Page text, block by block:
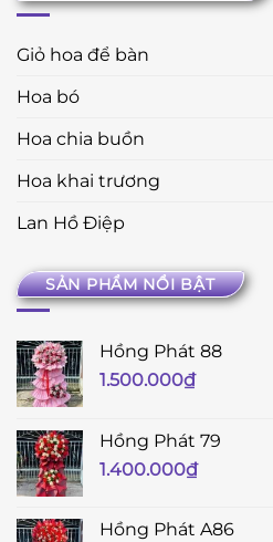
Giỏ hoa để bàn
Hoa bó
Hoa chia buồn
Hoa khai trương
Lan Hồ Điệp
SẢN PHẨM NỔI BẬT
Hồng Phát 88
1.500.000₫
Hồng Phát 79
1.400.000₫
Hồng Phát A86